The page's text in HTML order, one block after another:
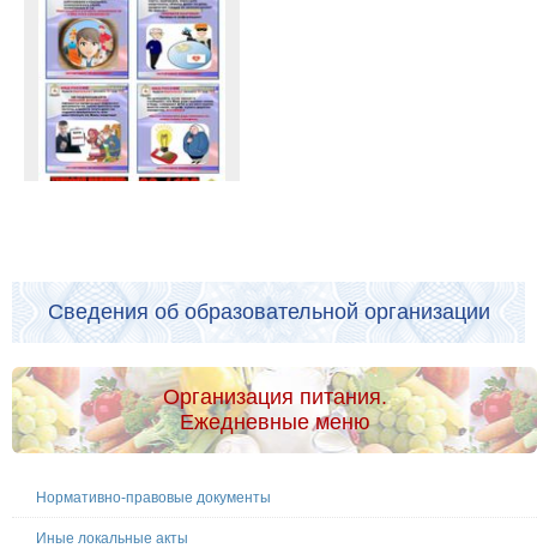
Сведения об образовательной организации
Организация питания.
Ежедневные меню
Нормативно-правовые документы
Иные локальные акты